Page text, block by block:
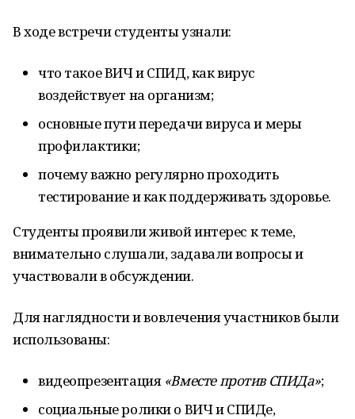
В ходе встречи студенты узнали:
что такое ВИЧ и СПИД, как вирус
воздействует на организм;
основные пути передачи вируса и меры
профилактики;
почему важно регулярно проходить
тестирование и как поддерживать здоровье.
Студенты проявили живой интерес к теме,
внимательно слушали, задавали вопросы и
участвовали в обсуждении.
Для наглядности и вовлечения участников были
использованы:
видеопрезентация «Вместе против СПИДа»;
социальные ролики о ВИЧ и СПИДе,